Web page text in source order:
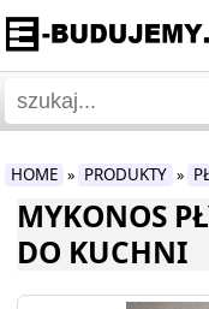
HOME » PRODUKTY »
MYKONOS
DO KUCHNI